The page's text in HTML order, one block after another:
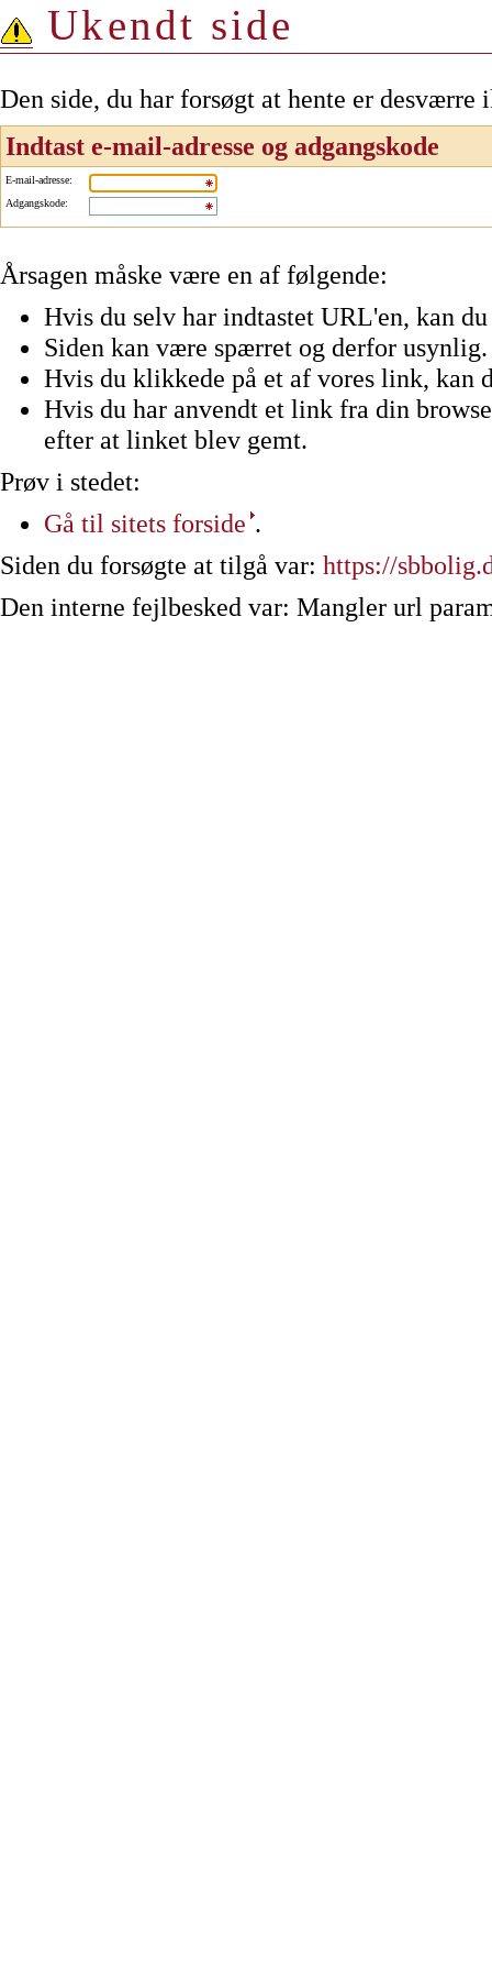
Ukendt side
Den side, du har forsøgt at hente er
Indtast e-mail-adresse og adgangskode
E-mail-adresse:
Adgangskode:
Årsagen måske være en af følgende:
Hvis du selv har indtastet URL'en, kan
Siden kan være spærret og derfor usynlig.
Hvis du klikkede på et af vores link, kan
Hvis du har anvendt et link fra din
efter at linket blev gemt.
Prøv i stedet:
Gå til sitets forside .
Siden du forsøgte at tilgå var: https://
Den interne fejlbesked var: Mangler url